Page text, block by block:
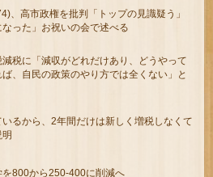
、高市政権を批判「トップの見識疑う」
なった」お祝いの会で述べる
税に「減収がどれだけあり、どうやって
、自民の政策のやり方では全くない」と
るから、2年間だけは新しく増税しなくて
を800から250-400に削減へ